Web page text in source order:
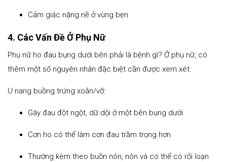
Cảm giác nặng nề ở vùng bẹn
4. Các Vấn Đề Ở Phụ Nữ
Phụ nữ ho đau bụng dưới bên phải là bệnh gì? Ở phụ nữ, có
thêm một số nguyên nhân đặc biệt cần được xem xét:
U nang buồng trứng xoắn/vỡ:
Gây đau đột ngột, dữ dội ở một bên bụng dưới
Cơn ho có thể làm cơn đau trầm trọng hơn
Thường kèm theo buồn nôn, nôn và có thể có rối loạn